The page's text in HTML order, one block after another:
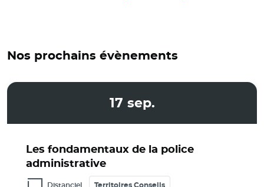
Nos prochains évènements
17 sep.
Les fondamentaux de la police
administrative
Distanciel Territoires Conseils